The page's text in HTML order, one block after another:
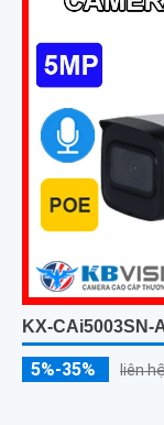
KX-CAi5003SN-
5%-35% liên